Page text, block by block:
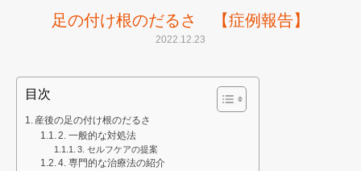
足の付け根のだるさ 【症例報告】
2022.12.23
目次
産後の足の付け根のだるさ
2. 一般的な対処法
3. セルフケアの提案
4. 専門的な治療法の紹介